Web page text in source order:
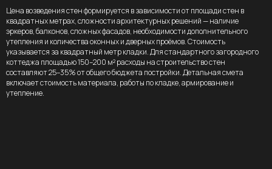
Цена возведения стен формируется в зависимости от площади стен в
квадратных метрах, сложности архитектурных решений — наличие
эркеров, балконов, сложных фасадов, необходимости дополнительного
утепления и количества оконных и дверных проёмов. Стоимость
указывается за квадратный метр кладки. Для стандартного загородного
коттеджа площадью 150–200 м² расходы на строительство стен
составляют 25–35% от общего бюджета постройки. Детальная смета
включает стоимость материала, работы по кладке, армирование и
утепление.
Приедем к вам на участок или
встретимся в удобном для вас месте
Комфортные условия
сотрудничества